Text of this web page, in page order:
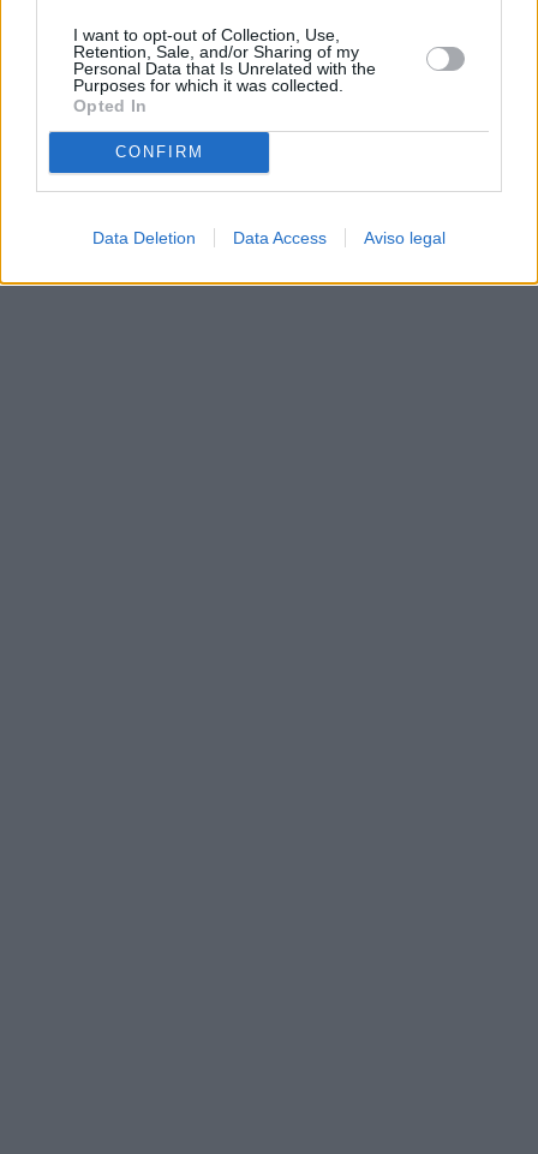
I want to opt-out of Collection, Use,
Retention, Sale, and/or Sharing of my
Personal Data that Is Unrelated with the
Purposes for which it was collected.
Opted In
CONFIRM
Data Deletion Data Access Aviso legal